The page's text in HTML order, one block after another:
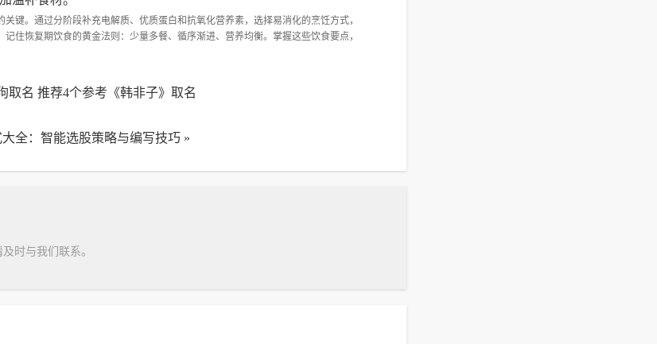
键。通过分阶段补充电解质、优质蛋白和抗氧化营养素，选择易消化的烹饪方式，
住恢复期饮食的黄金法则：少量多餐、循序渐进、营养均衡。掌握这些饮食要点，
取名 推荐4个参考《韩非子》取名
全：智能选股策略与编写技巧 »
时与我们联系。